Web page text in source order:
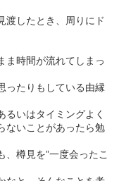
渡したとき、周りにド
時間が流れてしまっ
ったりもしている由縁
いはタイミングよく
ないことがあったら勉
樽見を”一度会ったこ